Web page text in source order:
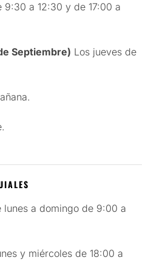
9:30 a 12:30 y de 17:00 a
Septiembre) Los jueves de
lunes a domingo de 9:00 a
y miércoles de 18:00 a